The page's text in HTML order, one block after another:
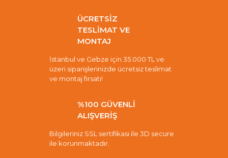
ÜCRETSİZ
TESLİMAT VE
MONTAJ
İstanbul ve Gebze için 35.000 TL ve
üzeri siparişlerinizde ücretsiz teslimat
ve montaj fırsatı!
%100 GÜVENLİ
ALIŞVERİŞ
Bilgileriniz SSL sertifikası ile 3D secure
ile korunmaktadır.